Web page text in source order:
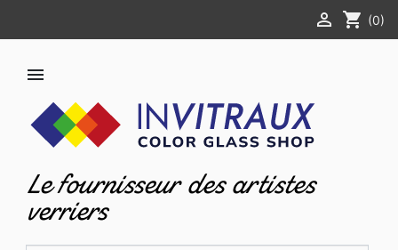
 shopping_cart (0)

Le fournisseur des artistes
verriers